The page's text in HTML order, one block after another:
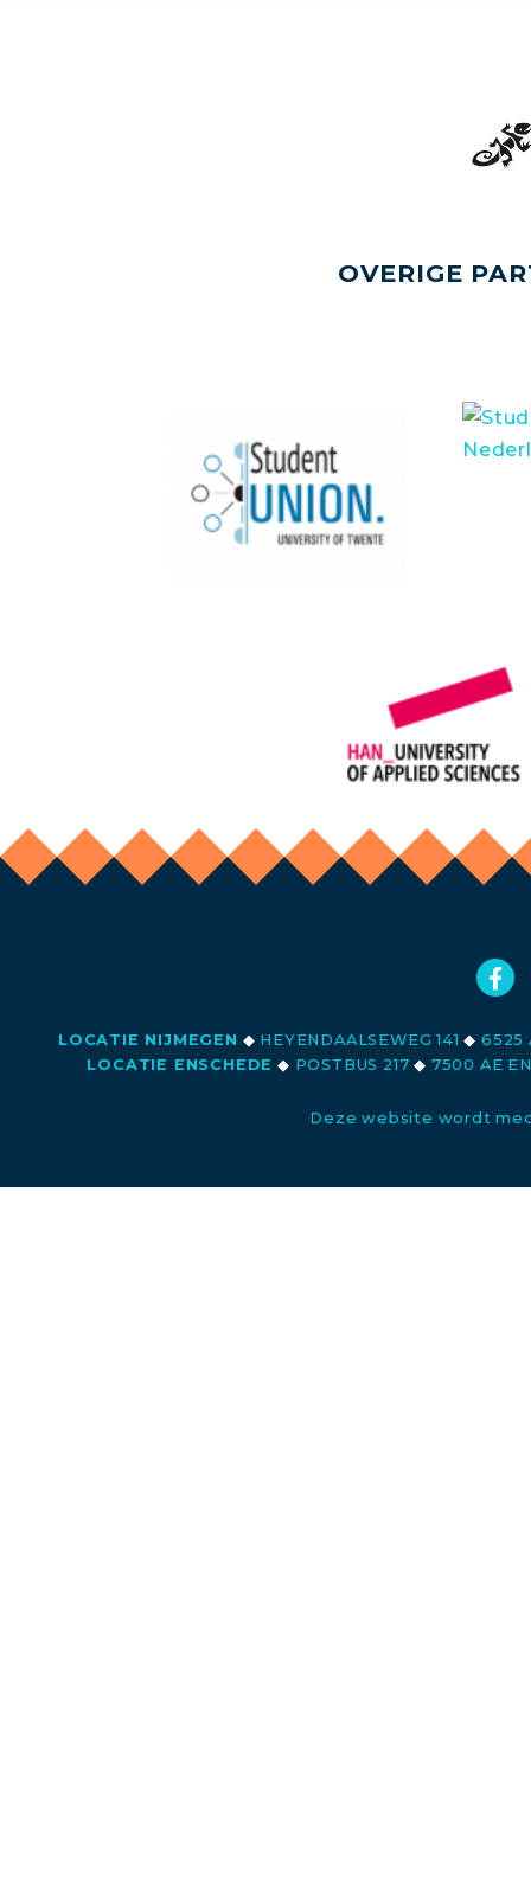
OVERIGE
LOCATIE NIJMEGEN ◆ HEYENDAALSEWEG 141◆ 6525
LOCATIE ENSCHEDE ◆ POSTBUS 217◆ 7500 AE
Deze website wordt